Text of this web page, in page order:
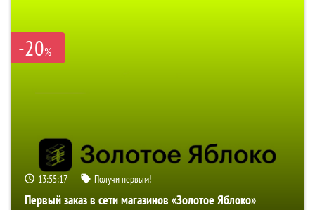
-20%
13:55:16 Получи первым!
Первый заказ в сети магазинов «Золотое Яблоко»